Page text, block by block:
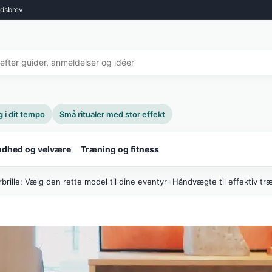
i dit tempo Små ritualer med stor effekt
og velvære Træning og fitness
Vælg den rette model til dine eventyr•Håndvægte til effektiv